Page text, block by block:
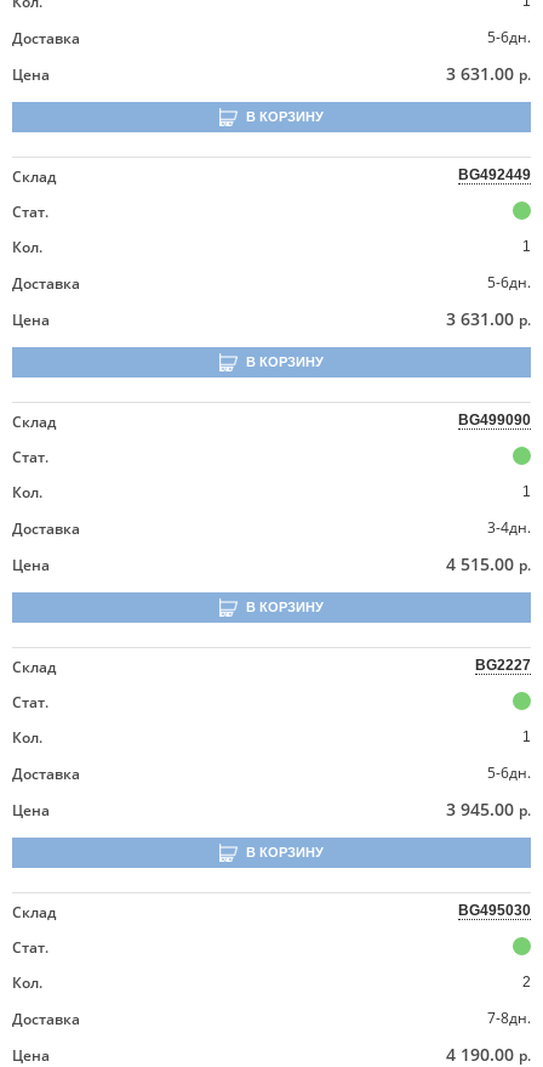
Доставка
5-6дн.
Цена
3 631.00 р.
В КОРЗИНУ
Склад BG492449
Стат.
Кол.
1
Доставка
5-6дн.
Цена
3 631.00 р.
В КОРЗИНУ
Склад BG499090
Стат.
Кол.
1
Доставка
3-4дн.
Цена
4 515.00 р.
В КОРЗИНУ
Склад BG2227
Стат.
Кол.
1
Доставка
5-6дн.
Цена
3 945.00 р.
В КОРЗИНУ
Склад BG495030
Стат.
Кол.
2
Доставка
7-8дн.
Цена
4 190.00 р.